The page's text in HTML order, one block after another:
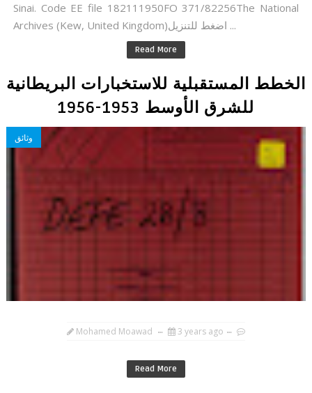
Sinai. Code EE file 182111950FO 371/82256The National
Archives (Kew, United Kingdom)اضغط للتنزيل ...
Read More
الخطط المستقبلية للاستخبارات البريطانية
للشرق الأوسط 1953-1956
وثائق
Mohamed Moawad 3 years ago
Read More